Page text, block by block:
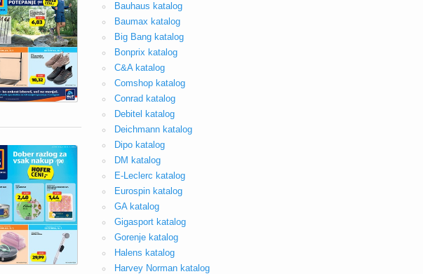
Bauhaus katalog
Baumax katalog
Big Bang katalog
Bonprix katalog
C&A katalog
Comshop katalog
Conrad katalog
Debitel katalog
Deichmann katalog
Dipo katalog
DM katalog
E-Leclerc katalog
Eurospin katalog
GA katalog
Gigasport katalog
Gorenje katalog
Halens katalog
Harvey Norman katalog